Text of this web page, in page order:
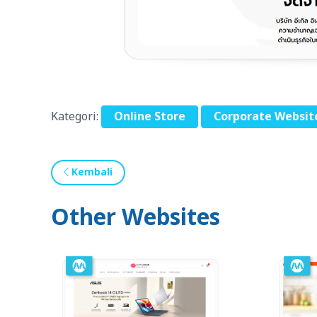
Kategori: Online Store Corporate
Kembali
Other Websites